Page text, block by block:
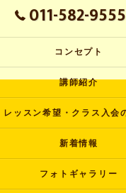
011-582-9555
コンセプト
講師紹介
新着情報
フォトギャラリー